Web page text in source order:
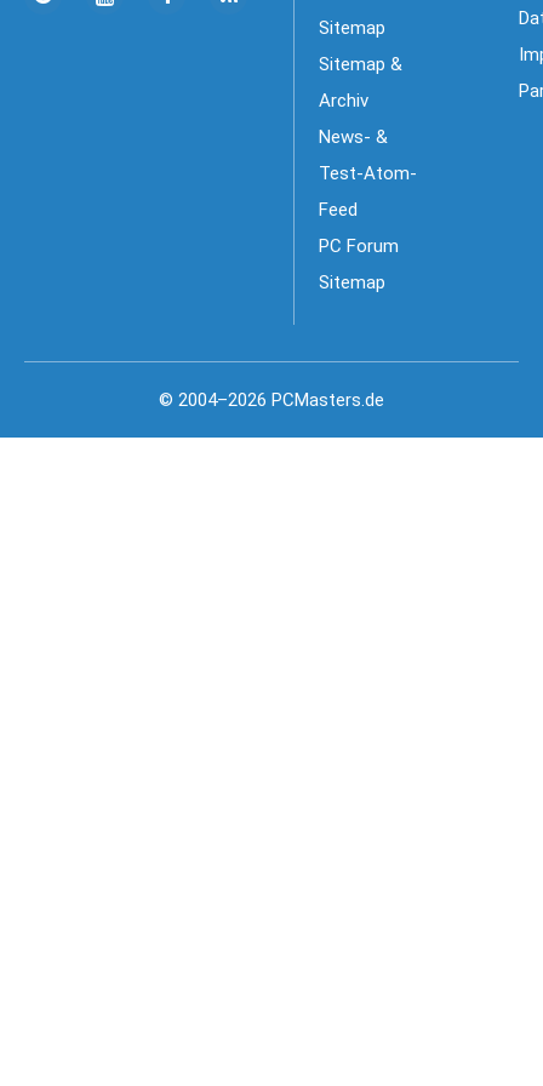
Sitemap
Sitemap &
Archiv
News- &
Test-Atom-
Feed
PC Forum
Sitemap
© 2004–2026 PCMasters.de